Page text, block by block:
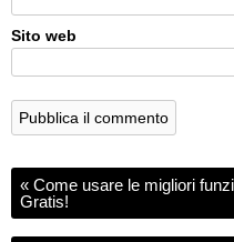
Sito web
« Come usare le migliori
Gratis!